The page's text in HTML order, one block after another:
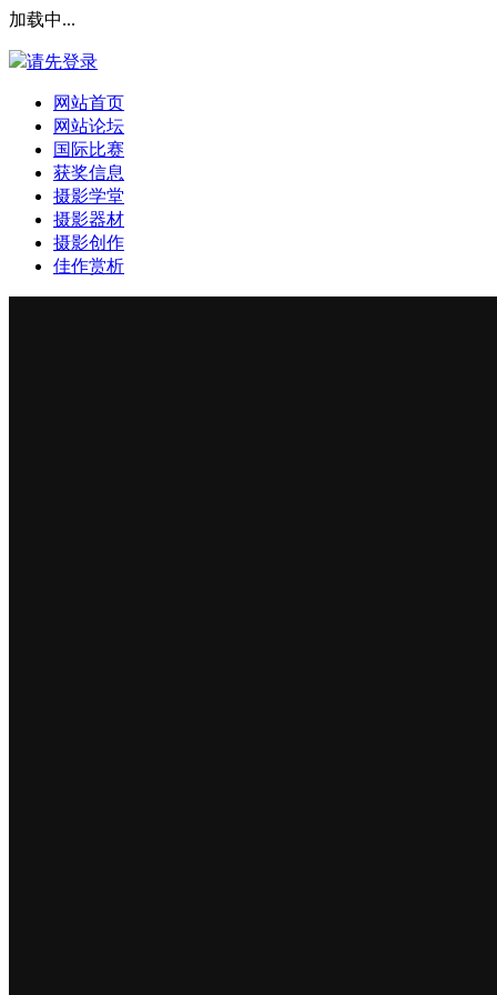
加载中...
请先登录
网站首页
网站论坛
国际比赛
获奖信息
摄影学堂
摄影器材
摄影创作
佳作赏析